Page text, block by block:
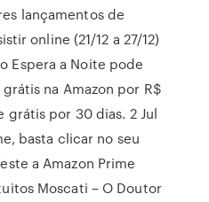
lançamentos de
online (21/12 a 27/12)
Espera a Noite pode
na Amazon por R$
grátis por 30 dias. 2 Jul
basta clicar no seu
a Amazon Prime
Moscati – O Doutor